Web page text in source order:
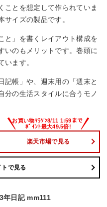
ことを想定して作られていま
イズの製品です。
と」を書くレイアウト構成を
いのもメリットです。巻頭に
います。
記帳」や、週末用の「週末と
分の生活スタイルに合うモノ
楽天市場で見る
で見る
年日記 mm111